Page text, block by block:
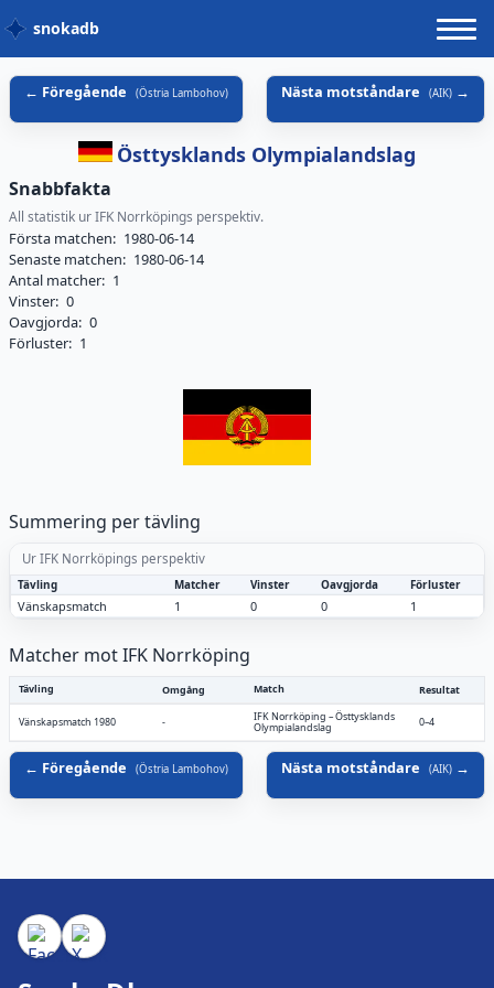
snokadb
Föregående (Östria Lambohov) Nästa motståndare (AIK)
Östtysklands Olympialandslag
Snabbfakta
All statistik ur IFK Norrköpings perspektiv.
Första matchen: 1980-06-14
Senaste matchen: 1980-06-14
Antal matcher: 1
Vinster: 0
Oavgjorda: 0
Förluster: 1
Summering per tävling
Ur IFK Norrköpings perspektiv
Tävling Matcher Vinster Oavgjorda Förluster
Vänskapsmatch 1 0 0 1
Matcher mot IFK Norrköping
Tävling Omgång Match Resultat
Vänskapsmatch 1980 - IFK Norrköping –Östtysklands
Olympialandslag 0–4
Föregående (Östria Lambohov) Nästa motståndare (AIK)